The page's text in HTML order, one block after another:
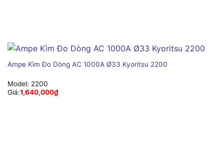
Ampe Kìm Đo Dòng AC 1000A Ø33 Kyoritsu 2200
Model: 2200
Giá:1,640,000₫